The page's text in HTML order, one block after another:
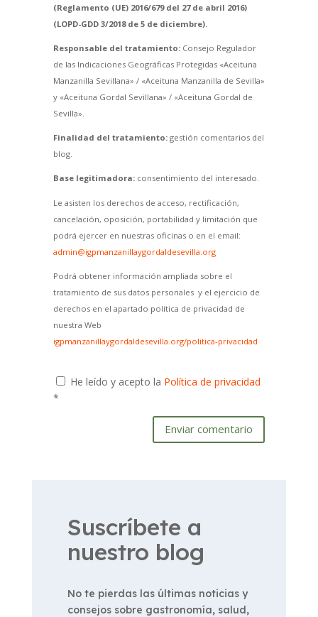
(Reglamento (UE) 2016/679 del 27 de abril 2016)
(LOPD-GDD 3/2018 de 5 de diciembre).
Responsable del tratamiento:Consejo Regulador
de las Indicaciones Geográficas Protegidas «Aceituna
Manzanilla Sevillana» / «Aceituna Manzanilla de Sevilla»
y «Aceituna Gordal Sevillana» / «Aceituna Gordal de
Sevilla».
Finalidad del tratamiento:gestión comentarios del
blog.
Base legitimadora:consentimiento del interesado.
Le asisten los derechos de acceso, rectificación,
cancelación, oposición, portabilidad y limitación que
podrá ejercer en nuestras oficinas o en el email:
admin@igpmanzanillaygordaldesevilla.org
Podrá obtener información ampliada sobre el
tratamiento de sus datos personales y el ejercicio de
derechos en el apartado política de privacidad de
nuestra Web
igpmanzanillaygordaldesevilla.org/politica-privacidad
He leído y acepto la Política de privacidad
*
Enviar comentario
Suscríbete a
nuestro blog
No te pierdas las últimas noticias y
consejos sobre gastronomía, salud,